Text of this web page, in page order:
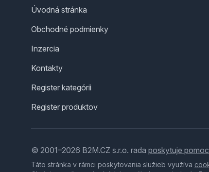
Úvodná stránka
Obchodné podmienky
Inzercia
Kontakty
Register kategórii
Register produktov
© 2001–2026 B2M.CZ s.r.o. rada poskytuje pomoc
Táto stránka v rámci poskytovania služieb využíva